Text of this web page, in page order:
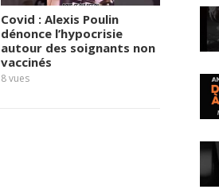
é
Covid : Alexis Poulin
dénonce l’hypocrisie
autour des soignants non
vaccinés
8vues vues